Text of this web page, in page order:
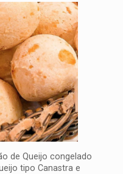
de Queijo congelado
tipo Canastra e